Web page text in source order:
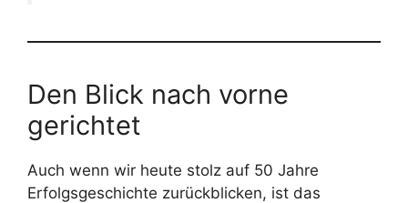
Den Blick nach vorne
gerichtet
Auch wenn wir heute stolz auf 50 Jahre
Erfolgsgeschichte zurückblicken, ist das